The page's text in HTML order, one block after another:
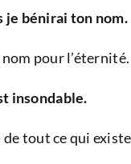
je bénirai ton nom.
pour l’éternité.
insondable.
tout ce qui